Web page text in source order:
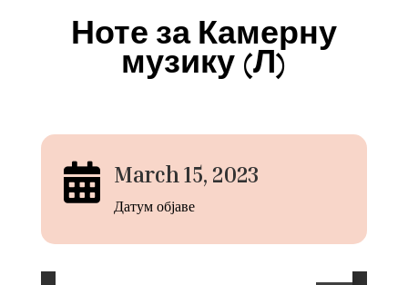
Ноте за Камерну
музику (Л)
 March 15, 2023
Датум објаве